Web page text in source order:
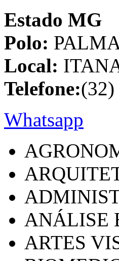
Estado MG
Polo:
Local:
Telefone:(32)
Whatsapp
ANÁLISE
ARTES